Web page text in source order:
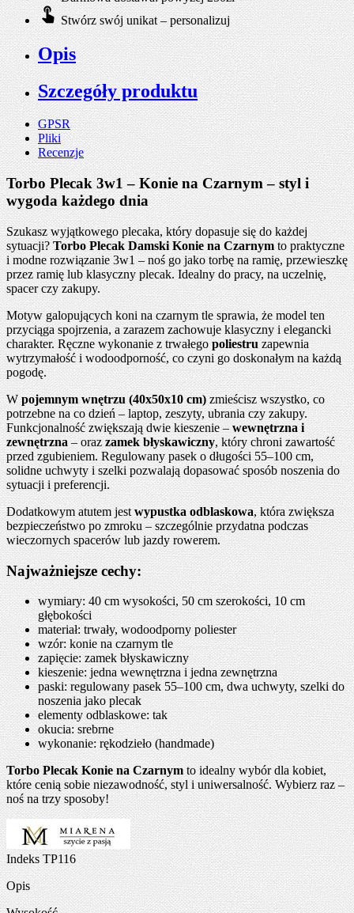
Stwórz swój unikat – personalizuj
Opis
Szczegóły produktu
GPSR
Pliki
Recenzje
Torbo Plecak 3w1 – Konie na Czarnym – styl i
wygoda każdego dnia
Szukasz wyjątkowego plecaka, który dopasuje się do każdej
sytuacji?Torbo Plecak Damski Konie na Czarnymto praktyczne
i modne rozwiązanie 3w1 – noś go jako torbę na ramię, przewieszkę
przez ramię lub klasyczny plecak. Idealny do pracy, na uczelnię,
spacer czy zakupy.
Motyw galopujących koni na czarnym tle sprawia, że model ten
przyciąga spojrzenia, a zarazem zachowuje klasyczny i elegancki
charakter. Ręczne wykonanie z trwałegopoliestruzapewnia
wytrzymałość i wodoodporność, co czyni go doskonałym na każdą
pogodę.
Wpojemnym wnętrzu (40x50x10 cm)zmieścisz wszystko, co
potrzebne na co dzień – laptop, zeszyty, ubrania czy zakupy.
Funkcjonalność zwiększają dwie kieszenie –wewnętrzna i
zewnętrzna– orazzamek błyskawiczny, który chroni zawartość
przed zgubieniem. Regulowany pasek o długości 55–100 cm,
solidne uchwyty i szelki pozwalają dopasować sposób noszenia do
sytuacji i preferencji.
Dodatkowym atutem jestwypustka odblaskowa, która zwiększa
bezpieczeństwo po zmroku – szczególnie przydatna podczas
wieczornych spacerów lub jazdy rowerem.
Najważniejsze cechy:
wymiary: 40 cm wysokości, 50 cm szerokości, 10 cm
głębokości
materiał: trwały, wodoodporny poliester
wzór: konie na czarnym tle
zapięcie: zamek błyskawiczny
kieszenie: jedna wewnętrzna i jedna zewnętrzna
paski: regulowany pasek 55–100 cm, dwa uchwyty, szelki do
noszenia jako plecak
elementy odblaskowe: tak
okucia: srebrne
wykonanie: rękodzieło (handmade)
Torbo Plecak Konie na Czarnymto idealny wybór dla kobiet,
które cenią sobie niezawodność, styl i uniwersalność. Wybierz raz –
noś na trzy sposoby!
IndeksTP116
Opis